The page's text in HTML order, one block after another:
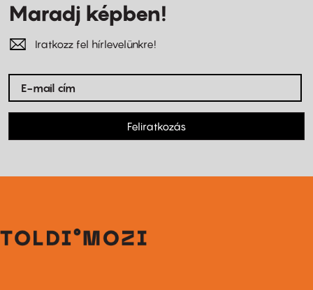
Maradj képben!
Iratkozz fel hírlevelünkre!
Feliratkozás